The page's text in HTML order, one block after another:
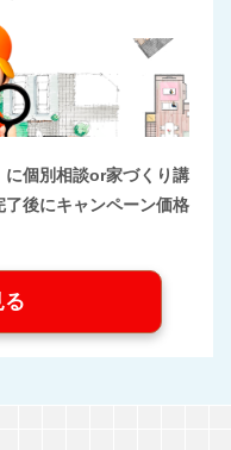
に個別相談or家づくり講
後にキャンペーン価格